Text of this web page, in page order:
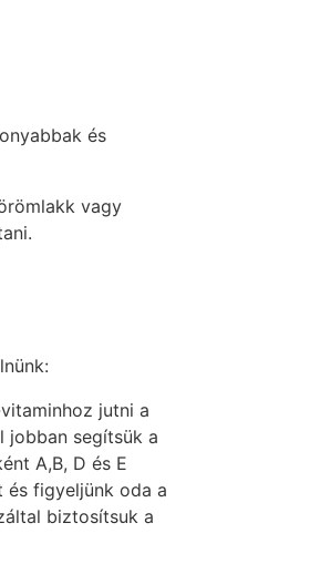
és
vagy
jutni a
jobban segítsük a
A,B, D és E
és figyeljünk oda a
biztosítsuk a